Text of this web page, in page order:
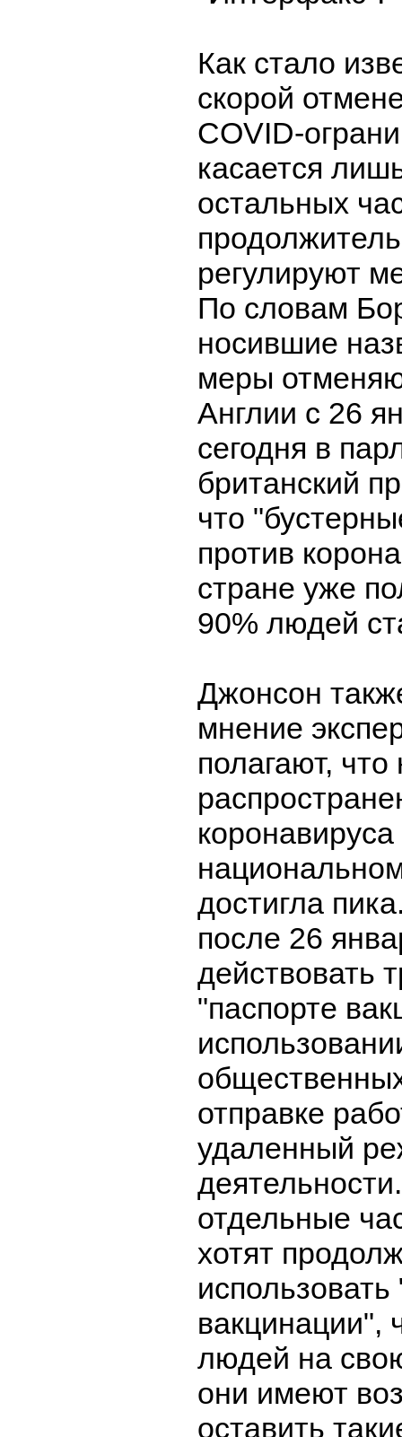
Как стало
скорой
COVID-
касается
остальных
регулируют
По словам
носившие
меры
Англии с 26
сегодня в
британский
что
против
стране уже
90% людей
Джонсон
мнение
полагают,
достигла
после 26
действовать
"паспорте
отправке
удаленный
отдельные
хотят
использовать
вакцинации",
людей на
они имеют
оставить